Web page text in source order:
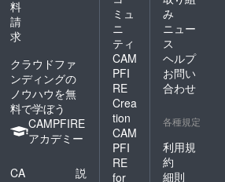
料
請
求
クラウドファ
ンディングの
ノウハウを無
料で学ぼう
CAMPFIRE
アカデミー
CA
説
ミュ
ニ
ティ
CAM
PFI
RE
Crea
tion
CAM
PFI
RE
for
み
ニュー
ス
ヘルプ
お問い
合わせ
各種規定
利用規
約
細則